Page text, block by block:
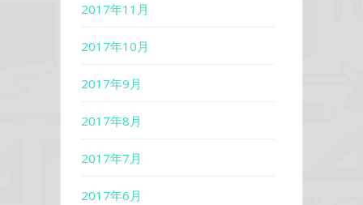
2017年11月
2017年10月
2017年9月
2017年8月
2017年7月
2017年6月